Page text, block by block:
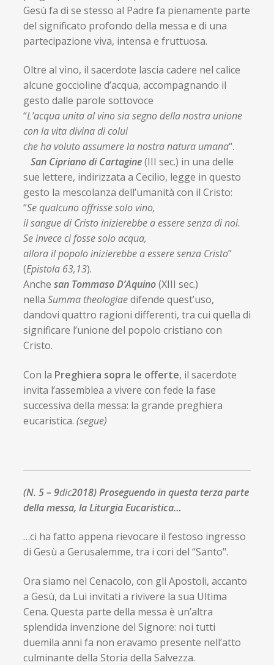
Gesù fa di se stesso al Padre fa pienamente parte
del significato profondo della messa e di una
partecipazione viva, intensa e fruttuosa.
Oltre al vino, il sacerdote lascia cadere nel calice
alcune goccioline d’acqua, accompagnando il
gesto dalle parole sottovoce
“L’acqua unita al vino sia segno della nostra unione
con la vita divina di colui
che ha voluto assumere la nostra natura umana“.
San Cipriano di Cartagine(III sec.) in una delle
sue lettere, indirizzata a Cecilio, legge in questo
gesto la mescolanza dell’umanità con il Cristo:
“Se qualcuno offrisse solo vino,
il sangue di Cristo inizierebbe a essere senza di noi.
Se invece ci fosse solo acqua,
allora il popolo inizierebbe a essere senza Cristo”
(Epistola 63,13).
Anche san Tommaso D’Aquino(XIII sec.)
nella Summa theologiaedifende quest’uso,
dandovi quattro ragioni differenti, tra cui quella di
significare l’unione del popolo cristiano con
Cristo.
Con la Preghiera sopra le offerte, il sacerdote
invita l’assemblea a vivere con fede la fase
successiva della messa: la grande preghiera
eucaristica. (segue)
(N. 5 – 9dic2018)Proseguendo in questa terza parte
della messa, la Liturgia Eucaristica…
…ci ha fatto appena rievocare il festoso ingresso
di Gesù a Gerusalemme, tra i cori del “Santo".
Ora siamo nel Cenacolo, con gli Apostoli, accanto
a Gesù, da Lui invitati a rivivere la sua Ultima
Cena. Questa parte della messa è un’altra
splendida invenzione del Signore: noi tutti
duemila anni fa non eravamo presente nell’atto
culminante della Storia della Salvezza.